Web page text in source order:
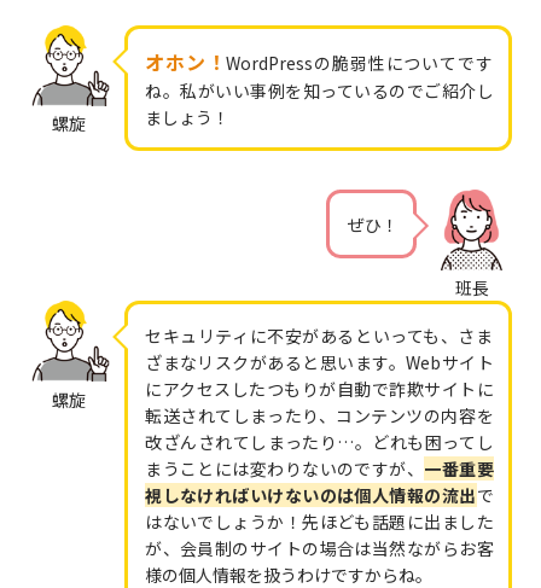
螺旋
オホン！WordPressの脆弱性についてです
ね。私がいい事例を知っているのでご紹介し
ましょう！
班長
ぜひ！
螺旋
セキュリティに不安があるといっても、さま
ざまなリスクがあると思います。Webサイト
にアクセスしたつもりが自動で詐欺サイトに
転送されてしまったり、コンテンツの内容を
改ざんされてしまったり…。どれも困ってし
まうことには変わりないのですが、 一番重要
視しなければいけないのは個人情報の流出で
はないでしょうか！先ほども話題に出ました
が、会員制のサイトの場合は当然ながらお客
様の個人情報を扱うわけですからね。